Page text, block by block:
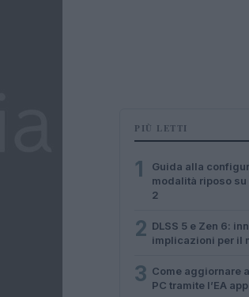
PIÙ LETTI
1
Guida alla
modalità riposo
2
2 DLSS 5 e Zen 6:
implicazioni per il
3 Come aggiornare
PC tramite l’EA app